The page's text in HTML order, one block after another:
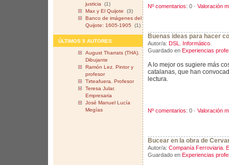
justicia
(1)
Max y El Quijote
(3)
Banco de imágenes del
Quijote: 1605-1905
(1)
ÚLTIMOS 5 AUTORES
August Tharrats (THA).
Dibujante
Ramón Lez. Pintor y
profesor
Tirteafuera. Profesor
Teresa Jular.
Empresaria
José Manuel Lucía
Megías
Nº comentarios: 0 · Valoración
Buenas ideas para hacer
Autor/a: DSL. Informático
Guardado en Experiencias
A lo mejor os sugiere más
catalanas, que han
lectura.
Nº comentarios: 0 · Valoración
Bucear en la obra de
Autor/a: Companía Ferroviaria.
Guardado en Experiencias